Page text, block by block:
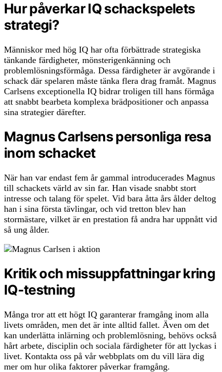
Hur påverkar IQ schackspelets
strategi?
Människor med hög IQ har ofta förbättrade strategiska
tänkande färdigheter, mönsterigenkänning och
problemlösningsförmåga. Dessa färdigheter är avgörande i
schack där spelaren måste tänka flera drag framåt. Magnus
Carlsens exceptionella IQ bidrar troligen till hans förmåga
att snabbt bearbeta komplexa brädpositioner och anpassa
sina strategier därefter.
Magnus Carlsens personliga resa
inom schacket
När han var endast fem år gammal introducerades Magnus
till schackets värld av sin far. Han visade snabbt stort
intresse och talang för spelet. Vid bara åtta års ålder deltog
han i sina första tävlingar, och vid tretton blev han
stormästare, vilket är en prestation få andra har uppnått vid
så ung ålder.
Kritik och missuppfattningar kring
IQ-testning
Många tror att ett högt IQ garanterar framgång inom alla
livets områden, men det är inte alltid fallet. Även om det
kan underlätta inlärning och problemlösning, behövs också
hårt arbete, disciplin och sociala färdigheter för att lyckas i
livet. Kontakta oss på vår webbplats om du vill lära dig
mer om hur olika faktorer påverkar framgång.